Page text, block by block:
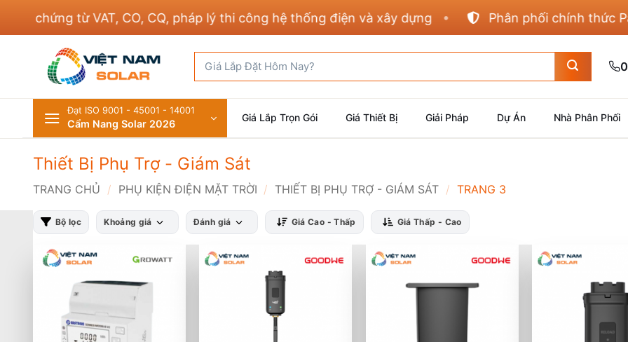
từ VAT, CO, CQ, pháp lý thi công hệ thống điện và xây dựng Phân phối chính thức
kiếm:
Đạt ISO 9001 - 45001 - 14001
Cẩm Nang Solar 2026 Giá Lắp Trọn Gói Giá Thiết Bị Giải Pháp Dự Án Nhà Phân Phối
Thiết Bị Phụ Trợ - Giám Sát
TRANG CHỦ / PHỤ KIỆN ĐIỆN MẶT TRỜI / THIẾT BỊ PHỤ TRỢ - GIÁM SÁT / TRANG 3
Bộ lọc Khoảng giá Đánh giá Giá Cao - Thấp Giá Thấp - Cao